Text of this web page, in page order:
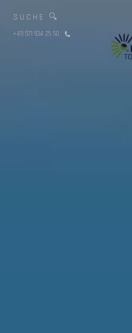
SUCHE 🔍
+49 571 934 25 50